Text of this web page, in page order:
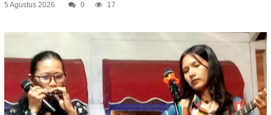
5 Agustus 2026 0 17